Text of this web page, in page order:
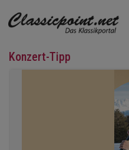
Konzert-Tipp